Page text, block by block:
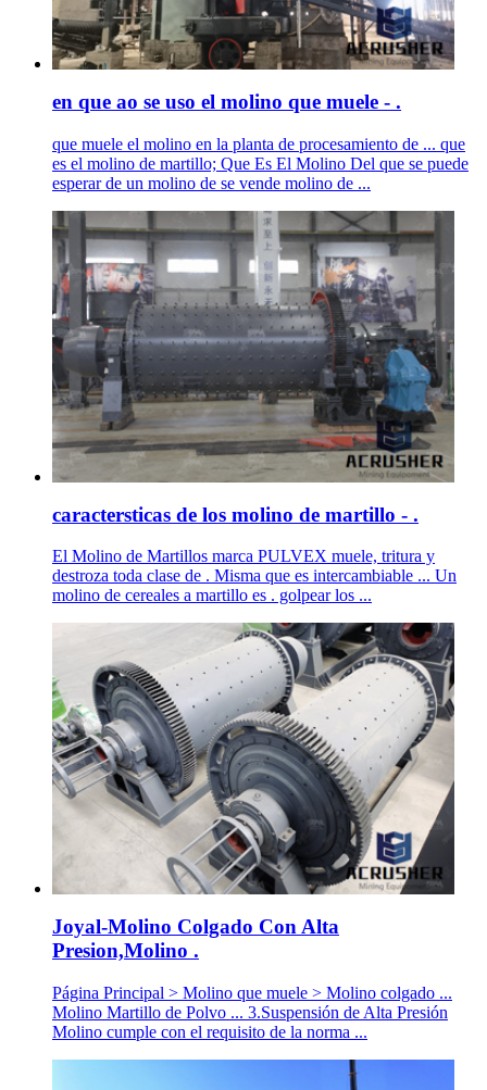
en que ao se uso el molino que muele - .
que muele el molino en la planta de procesamiento de ... que
es el molino de martillo; Que Es El Molino Del que se puede
esperar de un molino de se vende molino de ...
caractersticas de los molino de martillo - .
El Molino de Martillos marca PULVEX muele, tritura y
destroza toda clase de . Misma que es intercambiable ... Un
molino de cereales a martillo es . golpear los ...
Joyal-Molino Colgado Con Alta
Presion,Molino .
Página Principal > Molino que muele > Molino colgado ...
Molino Martillo de Polvo ... 3.Suspensión de Alta Presión
Molino cumple con el requisito de la norma ...